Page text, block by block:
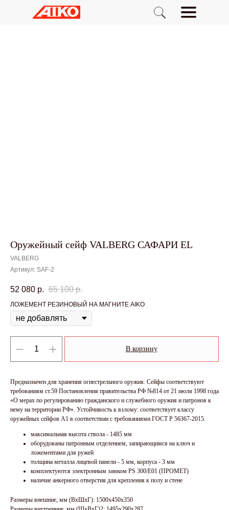
Оружейный сейф VALBERG САФАРИ EL
VALBERG
Артикул: SAF-2
52 080 р. 65 100 р.
ЛОЖЕМЕНТ РЕЗИНОВЫЙ НА МАГНИТЕ AIKO
В корзину
Предназначен для хранения огнестрельного оружия. Сейфы соответствуют
требованиям ст.59 Постановления правительства РФ №814 от 21 июля 1998 года
«О мерах по регулированию гражданского и служебного оружия и патронов к
нему на территории РФ». Устойчивость к взлому: соответствует классу
оружейных сейфов А1 в соответствии с требованиями ГОСТ Р 56367-2015.
максимальная высота ствола - 1485 мм
оборудованы патронным отделением, запирающимся на ключ и
ложементами для ружей
толщина металла лицевой панели - 5 мм, корпуса - 3 мм
комплектуются электронным замком PS 300/E01 (ПРОМЕТ)
наличие анкерного отверстия для крепления к полу и стене
Размеры внешние, мм (ВхШхГ): 1500x450x350